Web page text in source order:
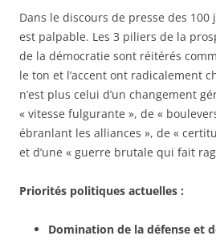
Dans le discours de presse des
est palpable. Les 3 piliers de la
de la démocratie sont réitérés
le ton et l’accent ont radicalement
n’est plus celui d’un changement
« vitesse fulgurante », de «
ébranlant les alliances », de «
et d’une « guerre brutale qui fait
Priorités politiques actuelles :
Domination de la défense et